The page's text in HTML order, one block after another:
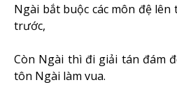
Ngài bắt buộc các môn đệ
trước,
Còn Ngài thì đi giải tán đám
tôn Ngài làm vua.